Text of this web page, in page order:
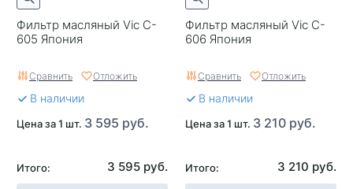
Фильтр масляный Vic C-
605 Япония
Сравнить Отложить
В наличии
Цена за 1 шт. 3 595 руб.
Итого: 3 595 руб.
Фильтр масляный Vic C-
606 Япония
Сравнить Отложить
В наличии
Цена за 1 шт. 3 210 руб.
Итого: 3 210 руб.